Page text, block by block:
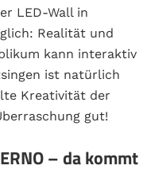
LED-Wall in
Realität und
kann interaktiv
ist natürlich
Kreativität der
gut!
– da kommt